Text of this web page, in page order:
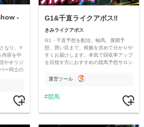
-
なり、Y
内容を中
やオリジ
ー同士の
G1&千直ライクアボス‼️
きみライクアボス
G1・千直予想を配信。軸馬、展開予
想、買い目まで、根拠を含めて分かりや
すくお届けします。本気で回収率アップ
を目指す方におすすめの競馬予想サロン
運営ツール
競馬